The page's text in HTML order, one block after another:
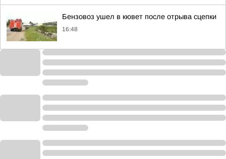
Бензовоз ушел в кювет после отрыва сцепки
16:48